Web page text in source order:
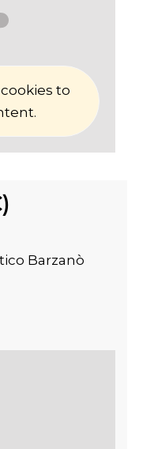
cookies to
Barzanò